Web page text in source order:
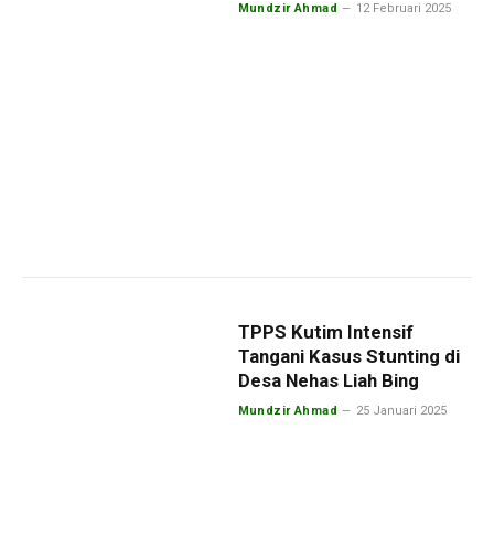
Mundzir Ahmad 12 Februari 2025
TPPS Kutim Intensif
Tangani Kasus Stunting di
Desa Nehas Liah Bing
Mundzir Ahmad 25 Januari 2025